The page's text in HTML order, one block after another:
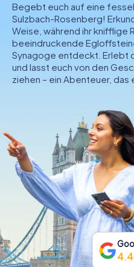
Teamevent
Tickets
INT AT
NL
Begebt euch auf eine
Sulzbach-Rosenberg!
Weise, während ihr knifflige
beeindruckende
Synagoge entdeckt. Erlebt
und lasst euch von den
ziehen – ein Abenteuer,
4.4